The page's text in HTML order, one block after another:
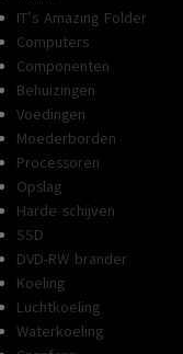
IT’s Amazing Folder
Computers
Componenten
Behuizingen
Voedingen
Moederborden
Processoren
Opslag
Harde schijven
SSD
DVD-RW brander
Koeling
Luchtkoeling
Waterkoeling